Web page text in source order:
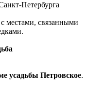
Петербурга
местами, связанными
усадьбы Петровское.